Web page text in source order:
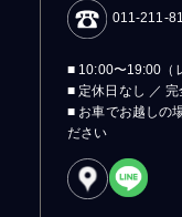
011-211-
■ 10:00〜19:00（
■ 定休日なし ／
■ お車でお越しの
ださい